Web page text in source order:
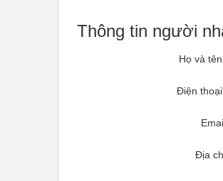
Thông tin người
Họ và tên
Điện thoại
Địa